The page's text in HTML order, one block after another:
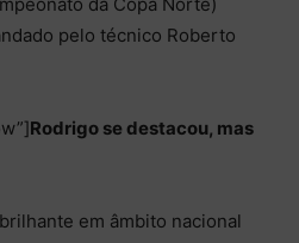
pelo técnico Roberto
Rodrigo se destacou, mas
em âmbito nacional